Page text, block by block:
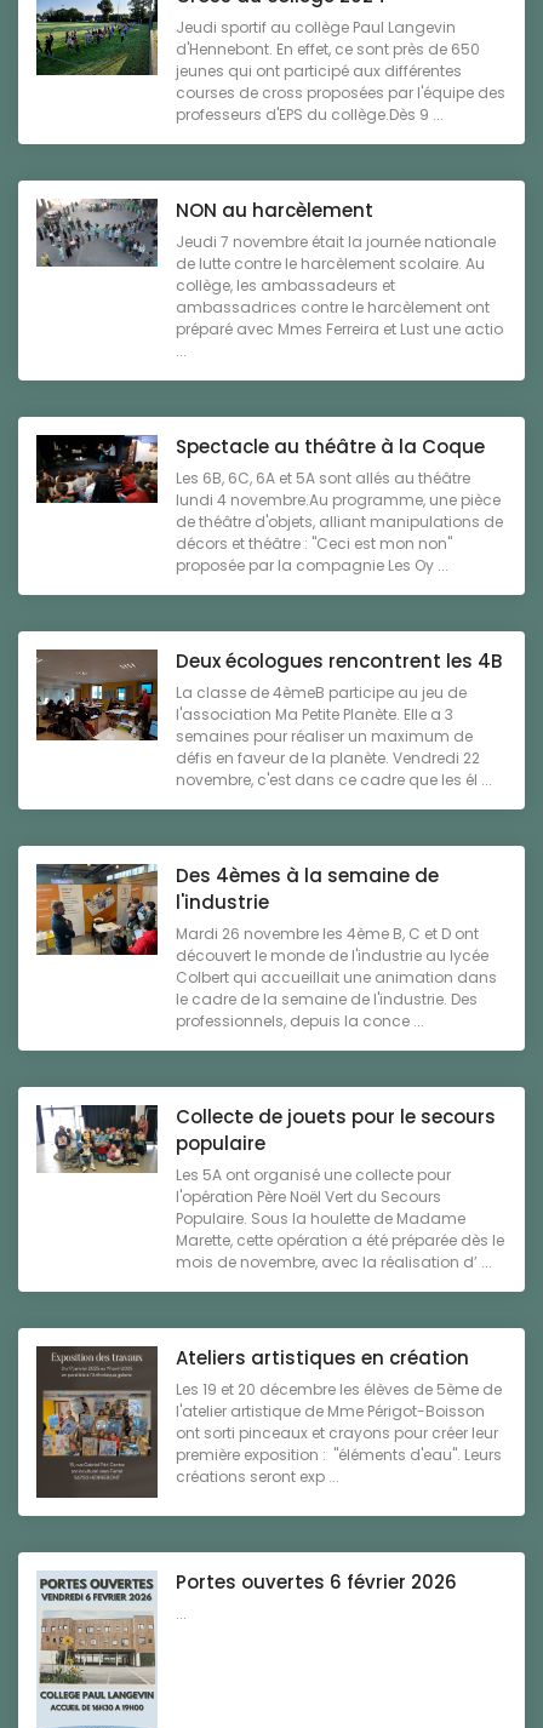
Jeudi sportif au collège Paul Langevin
d'Hennebont. En effet, ce sont près de 650
jeunes qui ont participé aux différentes
courses de cross proposées par l'équipe des
professeurs d'EPS du collège.Dès 9 ...
NON au harcèlement
Jeudi 7 novembre était la journée nationale
de lutte contre le harcèlement scolaire. Au
collège, les ambassadeurs et
ambassadrices contre le harcèlement ont
préparé avec Mmes Ferreira et Lust une actio
...
Spectacle au théâtre à la Coque
Les 6B, 6C, 6A et 5A sont allés au théâtre
lundi 4 novembre.Au programme, une pièce
de théâtre d'objets, alliant manipulations de
décors et théâtre : "Ceci est mon non"
proposée par la compagnie Les Oy ...
Deux écologues rencontrent les 4B
La classe de 4èmeB participe au jeu de
l'association Ma Petite Planète. Elle a 3
semaines pour réaliser un maximum de
défis en faveur de la planète. Vendredi 22
novembre, c'est dans ce cadre que les él ...
Des 4èmes à la semaine de
l'industrie
Mardi 26 novembre les 4ème B, C et D ont
découvert le monde de l'industrie au lycée
Colbert qui accueillait une animation dans
le cadre de la semaine de l'industrie. Des
professionnels, depuis la conce ...
Collecte de jouets pour le secours
populaire
Les 5A ont organisé une collecte pour
l'opération Père Noël Vert du Secours
Populaire. Sous la houlette de Madame
Marette, cette opération a été préparée dès le
mois de novembre, avec la réalisation d’ ...
Ateliers artistiques en création
Les 19 et 20 décembre les élèves de 5ème de
l'atelier artistique de Mme Périgot-Boisson
ont sorti pinceaux et crayons pour créer leur
première exposition : "éléments d'eau". Leurs
créations seront exp ...
Portes ouvertes 6 février 2026
...